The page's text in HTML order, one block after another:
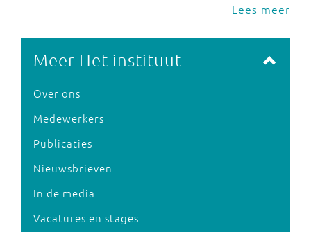
Lees meer
Meer Het instituut
Over ons
Medewerkers
Publicaties
Nieuwsbrieven
In de media
Vacatures en stages